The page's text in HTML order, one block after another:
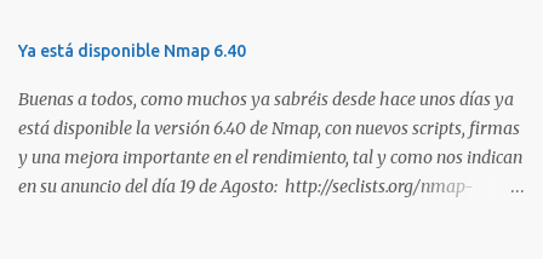
La primera certificación de la lista es el eJPT (Junior Penetration
durante la estimación de un test de intrusión. A continuación os
interesante utilidad para tener en los marcadores de nuestro
navegador. Saludos!
Ya está disponible Nmap 6.40
Buenas a todos, como muchos ya sabréis desde hace unos días ya
está disponible la versión 6.40 de Nmap, con nuevos scripts, firmas
y una mejora importante en el rendimiento, tal y como nos indican
en su anuncio del día 19 de Agosto: http://seclists.org/nmap-